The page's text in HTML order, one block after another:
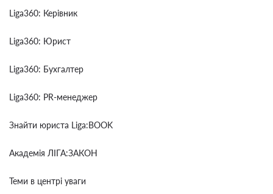
Liga360: Керівник
Liga360: Юрист
Liga360: Бухгалтер
Liga360: PR-менеджер
Знайти юриста Liga:BOOK
Академія ЛІГА:ЗАКОН
Теми в центрі уваги